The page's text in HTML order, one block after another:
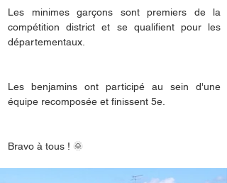
Les minimes garçons sont premiers de la
compétition district et se qualifient pour les
départementaux.
Les benjamins ont participé au sein d'une
équipe recomposée et finissent 5e.
Bravo à tous ! 🌞